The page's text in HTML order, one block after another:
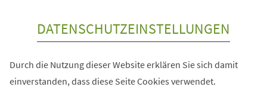
DATENSCHUTZEINSTELLUNGEN
Durch die Nutzung dieser Website erklären Sie sich damit
einverstanden, dass diese Seite Cookies verwendet.